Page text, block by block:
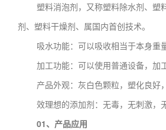
塑料消泡剂，又称塑料除水剂、塑
剂、塑料干燥剂、属国内首创技术。
吸水功能：可以吸收相当于本身重
加工功能：可以使用普通设备，加
产品外观：灰白色颗粒，塑化良好
效理想的添加剂：无毒，无刺激，
01、产品应用